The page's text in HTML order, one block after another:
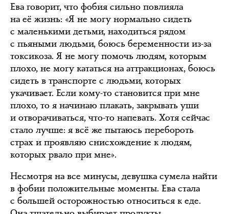
Ева говорит, что фобия сильно повлияла
на её жизнь: «Я не могу нормально сидеть
с маленькими детьми, находиться рядом
с пьяными людьми, боюсь беременности из-за
токсикоза. Я не могу помочь людям, которым
плохо, не могу кататься на аттракционах, боюсь
сидеть в транспорте с людьми, которых
укачивает. Если кому-то становится при мне
плохо, то я начинаю плакать, закрывать уши
и отворачиваться, что-то напевать. Хотя сейчас
стало лучше: я всё же пытаюсь перебороть
страх и проявляю снисхождение к людям,
которых рвало при мне».
Несмотря на все минусы, девушка сумела найти
в фобии положительные моменты. Ева стала
с большей осторожностью относиться к еде.